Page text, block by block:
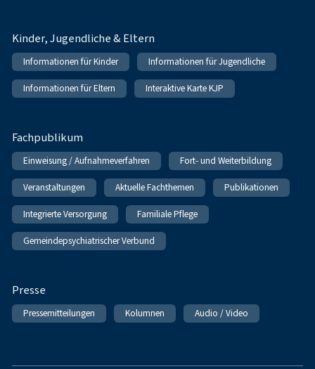
Kinder, Jugendliche & Eltern
Informationen für Kinder Informationen für Jugendliche
Informationen für Eltern Interaktive Karte KJP
Fachpublikum
Einweisung / Aufnahmeverfahren Fort- und Weiterbildung
Veranstaltungen Aktuelle Fachthemen Publikationen
Integrierte Versorgung Familiale Pflege
Gemeindepsychiatrischer Verbund
Presse
Pressemitteilungen Kolumnen Audio / Video